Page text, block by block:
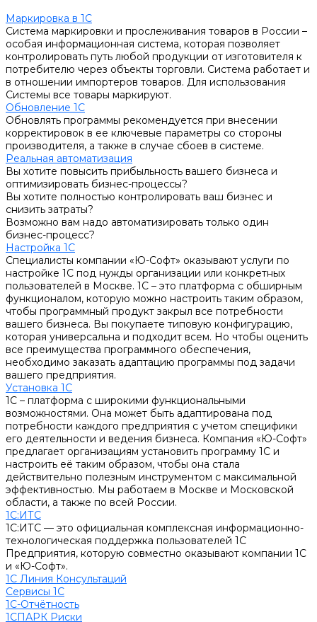
Маркировка в 1С
Система маркировки и прослеживания товаров в России –
особая информационная система, которая позволяет
контролировать путь любой продукции от изготовителя к
потребителю через объекты торговли. Система работает и
в отношении импортеров товаров. Для использования
Системы все товары маркируют.
Обновление 1С
Обновлять программы рекомендуется при внесении
корректировок в ее ключевые параметры со стороны
производителя, а также в случае сбоев в системе.
Реальная автоматизация
Вы хотите повысить прибыльность вашего бизнеса и
оптимизировать бизнес-процессы?
Вы хотите полностью контролировать ваш бизнес и
снизить затраты?
Возможно вам надо автоматизировать только один
бизнес-процесс?
Настройка 1С
Специалисты компании «Ю-Софт» оказывают услуги по
настройке 1С под нужды организации или конкретных
пользователей в Москве. 1С – это платформа с обширным
функционалом, которую можно настроить таким образом,
чтобы программный продукт закрыл все потребности
вашего бизнеса. Вы покупаете типовую конфигурацию,
которая универсальна и подходит всем. Но чтобы оценить
все преимущества программного обеспечения,
необходимо заказать адаптацию программы под задачи
вашего предприятия.
Установка 1С
1С – платформа с широкими функциональными
возможностями. Она может быть адаптирована под
потребности каждого предприятия с учетом специфики
его деятельности и ведения бизнеса. Компания «Ю-Софт»
предлагает организациям установить программу 1С и
настроить её таким образом, чтобы она стала
действительно полезным инструментом с максимальной
эффективностью. Мы работаем в Москве и Московской
области, а также по всей России.
1С:ИТС
1С:ИТС — это официальная комплексная информационно-
технологическая поддержка пользователей 1С
Предприятия, которую совместно оказывают компании 1С
и «Ю-Софт».
1С Линия Консультаций
Сервисы 1С
1С-Отчётность
1СПАРК Риски